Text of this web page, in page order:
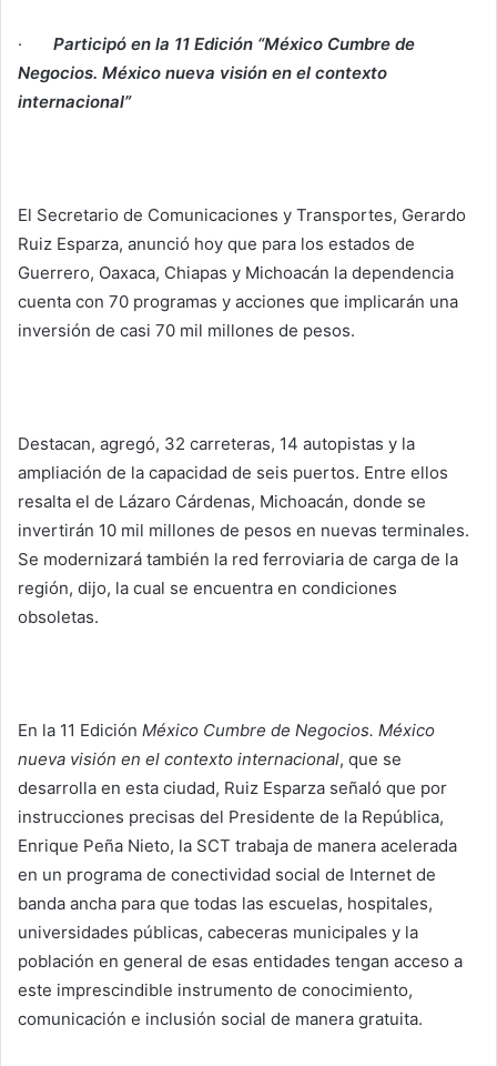
· Participó en la 11 Edición “México Cumbre de
Negocios. México nueva visión en el contexto
internacional”
El Secretario de Comunicaciones y Transportes, Gerardo
Ruiz Esparza, anunció hoy que para los estados de
Guerrero, Oaxaca, Chiapas y Michoacán la dependencia
cuenta con 70 programas y acciones que implicarán una
inversión de casi 70 mil millones de pesos.
Destacan, agregó, 32 carreteras, 14 autopistas y la
ampliación de la capacidad de seis puertos. Entre ellos
resalta el de Lázaro Cárdenas, Michoacán, donde se
invertirán 10 mil millones de pesos en nuevas terminales.
Se modernizará también la red ferroviaria de carga de la
región, dijo, la cual se encuentra en condiciones
obsoletas.
En la 11 Edición México Cumbre de Negocios. México
nueva visión en el contexto internacional, que se
desarrolla en esta ciudad, Ruiz Esparza señaló que por
instrucciones precisas del Presidente de la República,
Enrique Peña Nieto, la SCT trabaja de manera acelerada
en un programa de conectividad social de Internet de
banda ancha para que todas las escuelas, hospitales,
universidades públicas, cabeceras municipales y la
población en general de esas entidades tengan acceso a
este imprescindible instrumento de conocimiento,
comunicación e inclusión social de manera gratuita.